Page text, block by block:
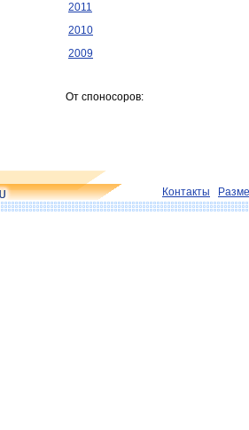
2011
2010
2009
От споносоров:
Контакты